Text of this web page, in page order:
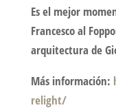
Es el mejor
Francesco al
arquitectura de
Más información:
relight/